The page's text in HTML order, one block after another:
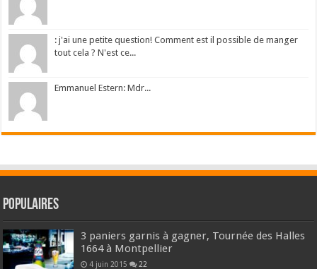
: j'ai une petite question! Comment est il possible de manger
tout cela ? N'est ce...
Emmanuel Estern: Mdr...
Populaires
3 paniers garnis à gagner, Tournée des Halles
1664 à Montpellier
4 juin 2015 22